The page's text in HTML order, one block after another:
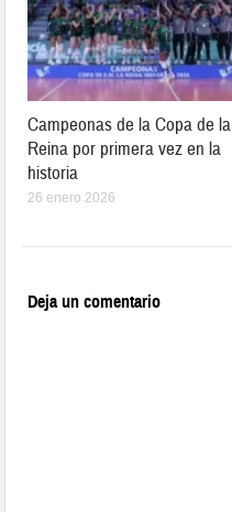
Campeonas de la Copa de la
Reina por primera vez en la
historia
26 enero 2026
Deja un comentario